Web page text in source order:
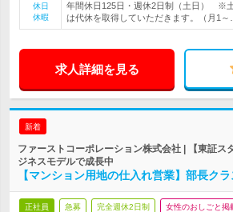
休日
休暇
年間休日125日・週休2日制（土日） ※
は代休を取得していただきます。（月1～…
求人詳細を見る
新着
ファーストコーポレーション株式会社 | 【東証ス
ジネスモデルで成長中
【マンション用地の仕入れ営業】部長ク
正社員 急募 完全週休2日制 女性のおしごと掲